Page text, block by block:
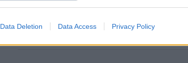
Data Deletion Data Access Privacy Policy
Ανακάλεσε τη μήνυση ο υπάλληλος του
Αυγενάκη, μετά το σοβαρό...